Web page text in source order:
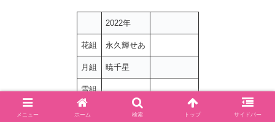
2022年
花組 永久輝せあ
月組 暁千星
雪組
星組 天寿光希 瀬央ゆりあ
メニュー ホーム 検索 トップ サイドバー